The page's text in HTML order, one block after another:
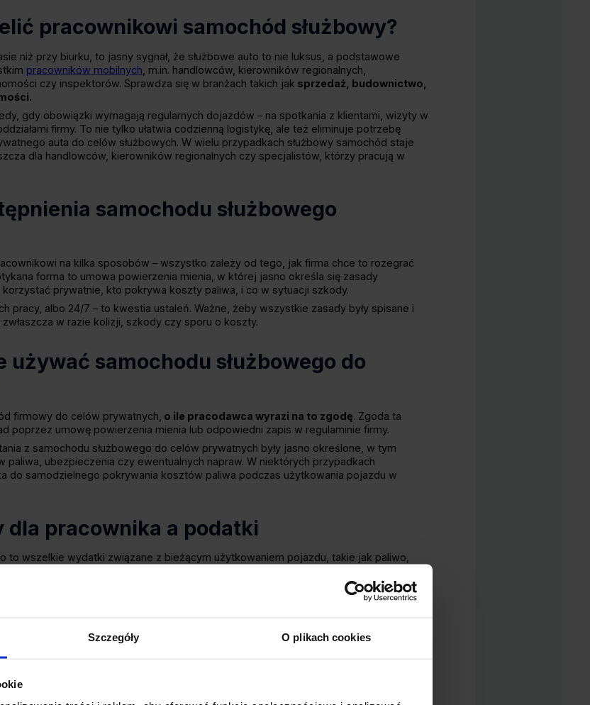
Szczegóły O plikach cookies
pracownikowi samochód służbowy?
niż przy biurku, to jasny sygnał, że służbowe auto to nie luksus, a podstawowe
pracowników mobilnych , m.in. handlowców, kierowników regionalnych,
czy inspektorów. Sprawdza się w branżach takich jak sprzedaż, budownictwo,
gdy obowiązki wymagają regularnych dojazdów – na spotkania z klientami, wizyty w
firmy. To nie tylko ułatwia codzienną logistykę, ale też eliminuje potrzebę
auta do celów służbowych. W wielu przypadkach służbowy samochód staje
dla handlowców, kierowników regionalnych czy specjalistów, którzy pracują w
samochodu służbowego
na kilka sposobów – wszystko zależy od tego, jak firma chce to rozegrać
forma to umowa powierzenia mienia, w której jasno określa się zasady
prywatnie, kto pokrywa koszty paliwa, i co w sytuacji szkody.
pracy, albo 24/7 – to kwestia ustaleń. Ważne, żeby wszystkie zasady były spisane i
w razie kolizji, szkody czy sporu o koszty.
samochodu służbowego do
firmowy do celów prywatnych, o ile pracodawca wyrazi na to zgodę. Zgoda ta
poprzez umowę powierzenia mienia lub odpowiedni zapis w regulaminie firmy.
z samochodu służbowego do celów prywatnych były jasno określone, w tym
ubezpieczenia czy ewentualnych napraw. W niektórych przypadkach
do samodzielnego pokrywania kosztów paliwa podczas użytkowania pojazdu w
dla pracownika a podatki
to wszelkie wydatki związane z bieżącym użytkowaniem pojazdu, takie jak paliwo,
konieczne jest wykazanie związku tych wydatków z działalnością gospodarczą. W
wyłącznie do celów służbowych przedsiębiorca może zaliczyć do kosztów100%
do celów prywatnych? Jeżeli samochód jest używany zarówno do celów
można rozliczyć tylko w
sposób użytkowania auta.
pracownika w Polsce?